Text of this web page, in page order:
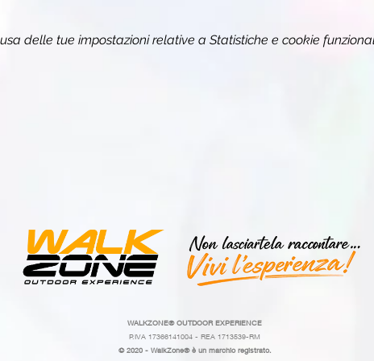
delle tue impostazioni relative a Statistiche e cookie
WALKZONE®OUTDOOR EXPERIENCE
P.IVA 17366141004 - REA 1713539-RM
© 2020 - WalkZone® è un marchio registrato.